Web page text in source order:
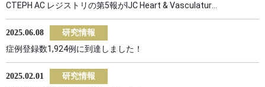
CTEPH AC レジストリの第5報がIJC Heart & Vasculature誌に採択されました。
2025.06.08 研究情報
症例登録数1,924例に到達しました！
2025.02.01 研究情報